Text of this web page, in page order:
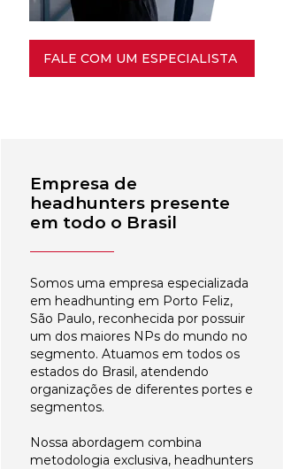
FALE COM UM ESPECIALISTA
Empresa de
headhunters presente
em todo o Brasil
Somos uma empresa especializada
em headhunting em Porto Feliz,
São Paulo, reconhecida por possuir
um dos maiores NPs do mundo no
segmento. Atuamos em todos os
estados do Brasil, atendendo
organizações de diferentes portes e
segmentos.
Nossa abordagem combina
metodologia exclusiva, headhunters